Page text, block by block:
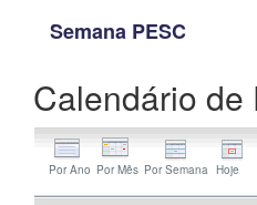
Semana PESC
Calendário de